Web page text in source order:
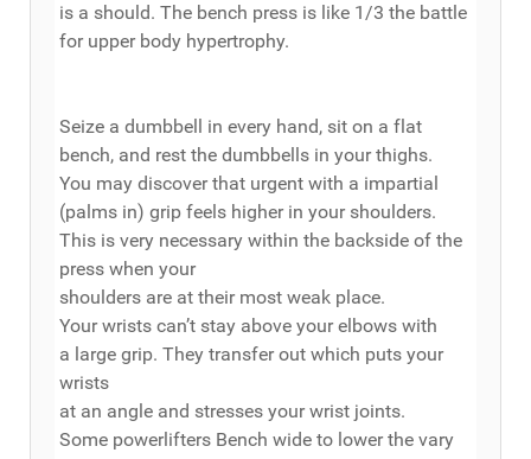
is a should. The bench press is like 1/3 the battle
for upper body hypertrophy.
Seize a dumbbell in every hand, sit on a flat
bench, and rest the dumbbells in your thighs.
You may discover that urgent with a impartial
(palms in) grip feels higher in your shoulders.
This is very necessary within the backside of the
press when your
shoulders are at their most weak place.
Your wrists can’t stay above your elbows with
a large grip. They transfer out which puts your
wrists
at an angle and stresses your wrist joints.
Some powerlifters Bench wide to lower the vary